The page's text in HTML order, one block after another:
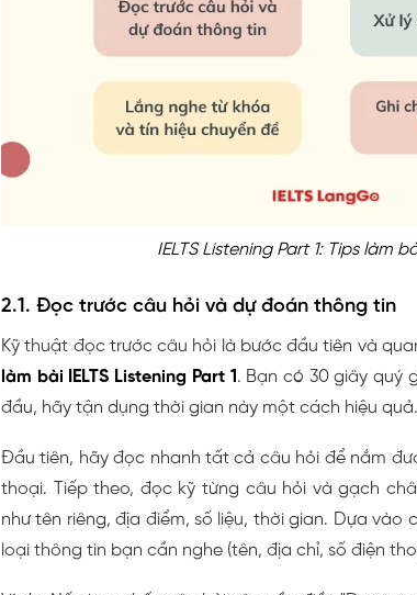
IELTS Listening Part 1: Tips làm
2.1. Đọc trước câu hỏi và dự đoán thông tin
Kỹ thuật đọc trước câu hỏi là bước đầu tiên và
làm bài IELTS Listening Part 1 . Bạn có 30 giây quý
đầu, hãy tận dụng thời gian này một cách hiệu quả.
Đầu tiên, hãy đọc nhanh tất cả câu hỏi để nắm
thoại. Tiếp theo, đọc kỹ từng câu hỏi và gạch
như tên riêng, địa điểm, số liệu, thời gian. Dựa vào
loại thông tin bạn cần nghe (tên, địa chỉ, số điện